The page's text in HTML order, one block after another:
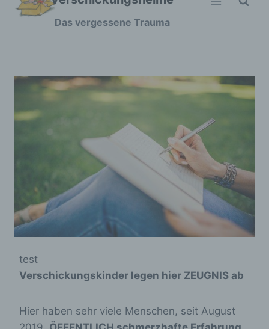
Zum
Das vergessene Trauma
test
Verschickungskinder legen hier ZEUGNIS ab
Hier haben sehr viele Menschen, seit August